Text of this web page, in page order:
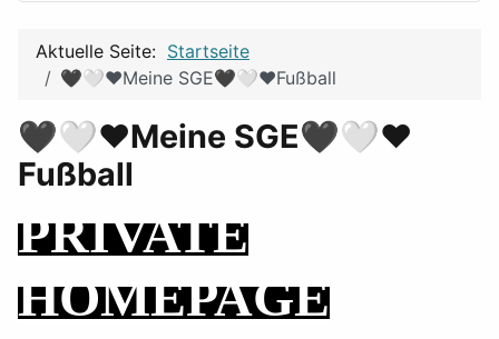
Aktuelle Seite: Startseite
🖤🤍❤️Meine SGE🖤🤍❤️Fußball
🖤🤍❤️Meine SGE🖤🤍❤️
Fußball
PRIVATE
HOMEPAGE